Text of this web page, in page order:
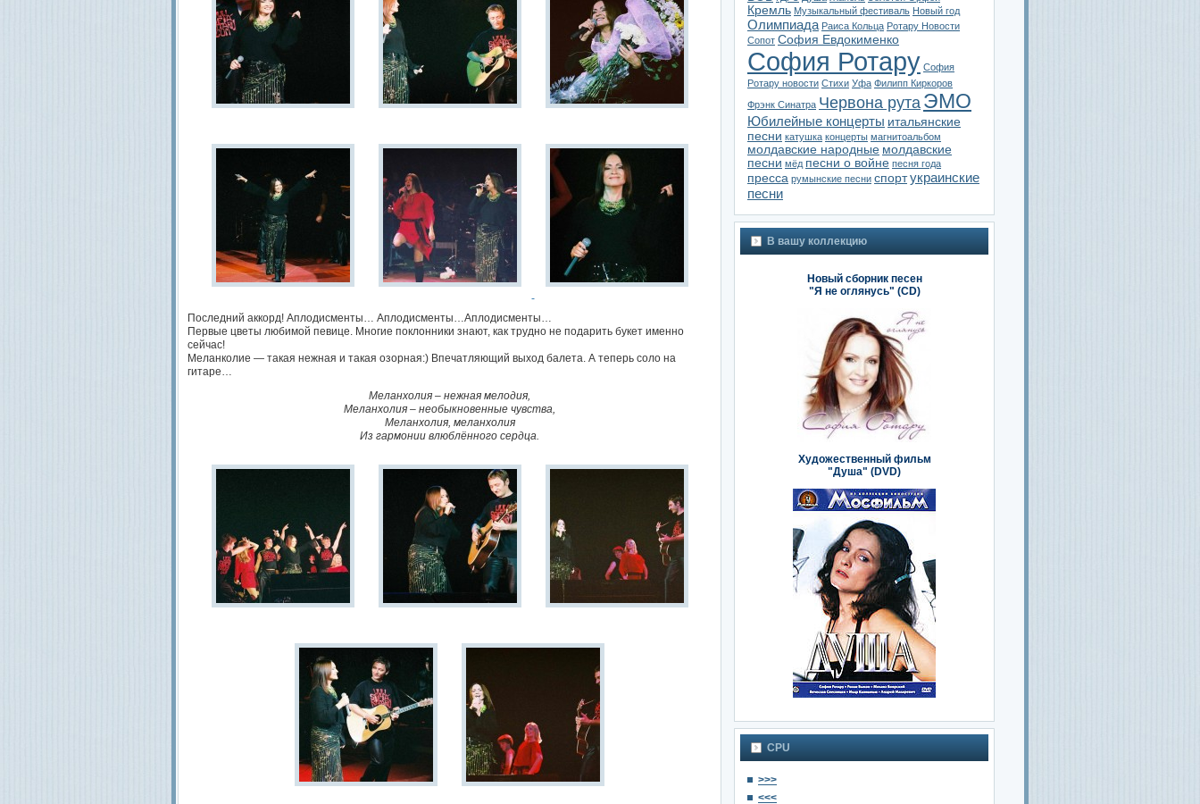
Последний аккорд! Аплодисменты… Аплодисменты…Аплодисменты…
Первые цветы любимой певице. Многие поклонники знают, как трудно не подарить букет именно
сейчас!
Меланколие — такая нежная и такая озорная:) Впечатляющий выход балета. А теперь соло на
гитаре…
Меланхолия – нежная мелодия,
Меланхолия – необыкновенные чувства,
Меланхолия, меланхолия
Из гармонии влюблённого сердца.
Кремль Музыкальный фестиваль Новый год
Олимпиада Раиса Кольца Ротару Новости
Сопот София Евдокименко
София Ротару София
Ротару новости Стихи Уфа Филипп Киркоров
Фрэнк Синатра Червона рута ЭМО
Юбилейные концерты итальянские
песни катушка концерты магнитоальбом
молдавские народные молдавские
песни мёд песни о войне песня года
пресса румынские песни спорт украинские
песни
В вашу коллекцию
Новый сборник песен
"Я не оглянусь" (CD)
Художественный фильм
"Душа" (DVD)
CPU
>>>
<<<